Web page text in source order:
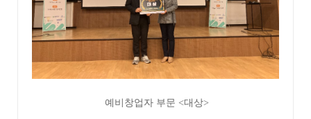
예비창업자 부문 <대상>